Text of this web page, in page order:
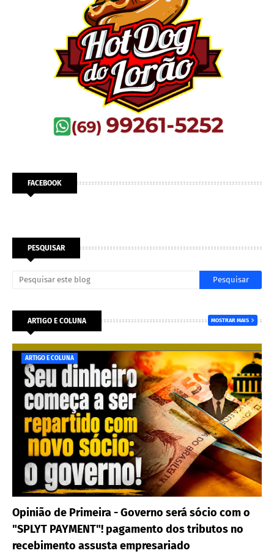
FACEBOOK
PESQUISAR
ARTIGO E COLUNA MOSTRAR MAIS
ARTIGO E COLUNA
Opinião de Primeira - Governo será sócio com o
"SPLYT PAYMENT"! pagamento dos tributos no
recebimento assusta empresariado